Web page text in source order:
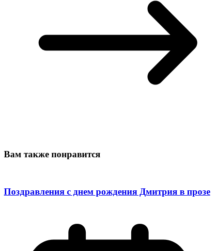
Вам также понравится
Поздравления с днем рождения Дмитрия в прозе